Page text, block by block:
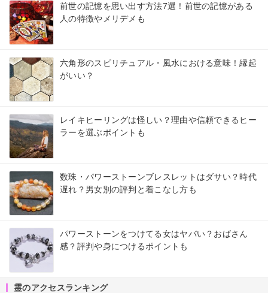
前世の記憶を思い出す方法7選！前世の記憶がある
人の特徴やメリデメも
六角形のスピリチュアル・風水における意味！縁起
がいい？
レイキヒーリングは怪しい？理由や信頼できるヒー
ラーを選ぶポイントも
数珠・パワーストーンブレスレットはダサい？時代
遅れ？男女別の評判と着こなし方も
パワーストーンをつけてる女はヤバい？おばさん
感？評判や身につけるポイントも
霊のアクセスランキング